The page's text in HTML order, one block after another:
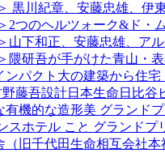
黒川紀章、安藤忠雄、
2つのヘルツォーク&ド・
山下和正、安藤忠雄、ア
隈研吾が手がけた青山・
パクト大の建築から住
藤吾設計日本生命日比谷
機的な造形美 グランド
スホテル こと グランドプ
旧千代田生命相互会社